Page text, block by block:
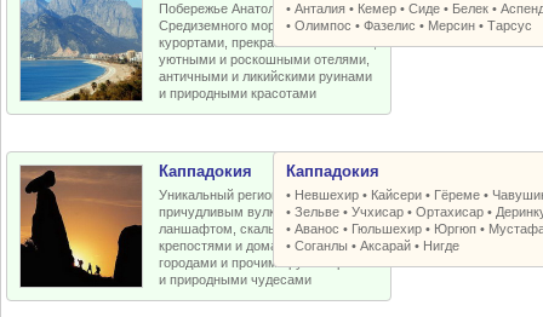
Побережье Анатолийской бухты
Средиземного моря с отличными
курортами, прекрасными пляжами,
уютными и роскошными отелями,
античными и ликийскими руинами
и природными красотами
•Анталия • Кемер •Сиде • Белек •
•Олимпос •Фазелис • Мерсин •Тарсус
Каппадокия
Уникальный регион Турции с
причудливым вулканическим
ланшафтом, скальными церквями,
крепостями и домами, пещерными
городами и прочими рукотворными
и природными чудесами
Каппадокия
• Невшехир • Кайсери • Гёреме •
•Зельве •Учхисар •Ортахисар •
•Аванос • Гюльшехир • Юргюп •
•Соганлы •Аксарай • Нигде